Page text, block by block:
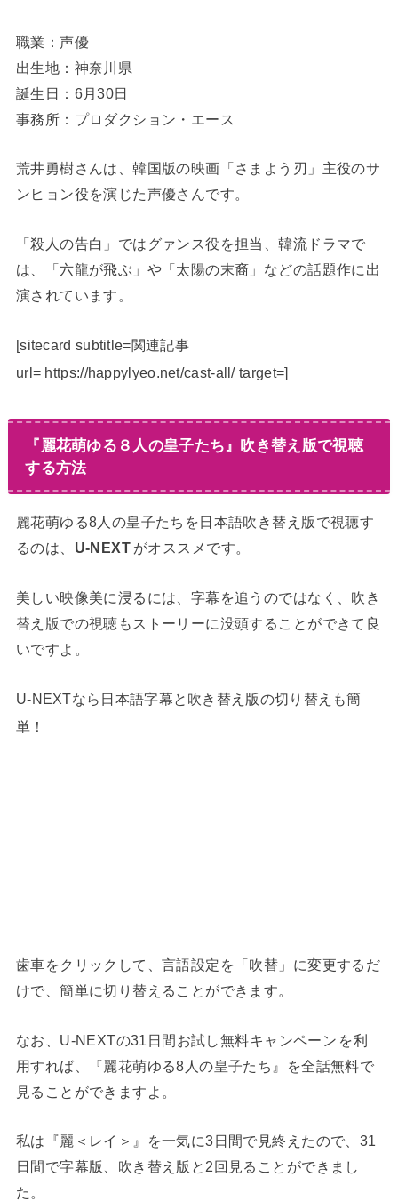
職業：声優
出生地：神奈川県
誕生日：6月30日
事務所：プロダクション・エース
荒井勇樹さんは、韓国版の映画「さまよう刃」主役のサ
ンヒョン役を演じた声優さんです。
「殺人の告白」ではグァンス役を担当、韓流ドラマで
は、「六龍が飛ぶ」や「太陽の末裔」などの話題作に出
演されています。
[sitecard subtitle=関連記事
url= https://happylyeo.net/cast-all/ target=]
『麗花萌ゆる８人の皇子たち』吹き替え版で視聴
する方法
麗花萌ゆる8人の皇子たちを日本語吹き替え版で視聴す
るのは、 U-NEXT がオススメです。
美しい映像美に浸るには、字幕を追うのではなく、吹き
替え版での視聴もストーリーに没頭することができて良
いですよ。
U-NEXTなら日本語字幕と吹き替え版の切り替えも簡
単！
歯車をクリックして、言語設定を「吹替」に変更するだ
けで、簡単に切り替えることができます。
なお、U-NEXTの31日間お試し無料キャンペーン を利
用すれば、『麗花萌ゆる8人の皇子たち』を全話無料で
見ることができますよ。
私は『麗＜レイ＞』を一気に3日間で見終えたので、31
日間で字幕版、吹き替え版と2回見ることができまし
た。